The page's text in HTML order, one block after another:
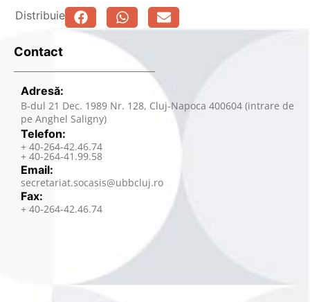
Distribuie
Contact
Adresă:
B-dul 21 Dec. 1989 Nr. 128, Cluj-Napoca 400604 (intrare de
pe Anghel Saligny)
Telefon:
+ 40-264-42.46.74
+ 40-264-41.99.58
Email:
secretariat.socasis@ubbcluj.ro
Fax:
+ 40-264-42.46.74